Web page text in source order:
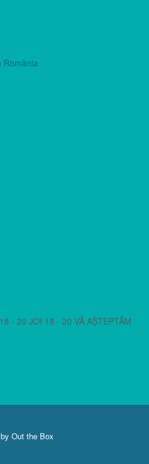
România
- 20 JOI 18 - 20 VĂ AȘTEPTĂM
Out the Box